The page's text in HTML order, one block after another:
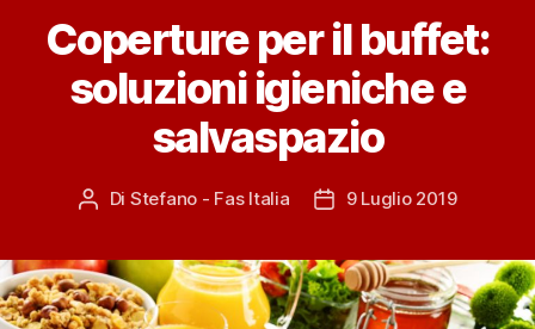
Coperture per il buffet:
soluzioni igieniche e
salvaspazio
Autore
Di Stefano - Fas Italia
Data9 Luglio 2019